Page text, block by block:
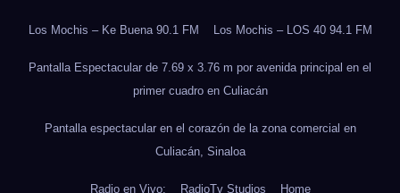
Los Mochis – Ke Buena 90.1 FM Los Mochis – LOS 40 94.1 FM
Pantalla Espectacular de 7.69 x 3.76 m por avenida principal en el
primer cuadro en Culiacán
Pantalla espectacular en el corazón de la zona comercial en
Culiacán, Sinaloa
Radio en Vivo: RadioTv Studios Home